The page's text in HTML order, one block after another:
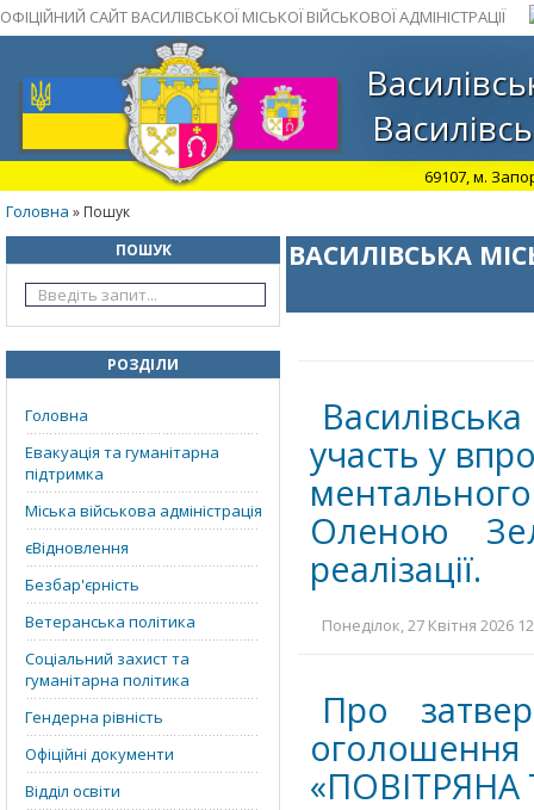
ОФІЦІЙНИЙ САЙТ ВАСИЛІВСЬКОЇ МІСЬКОЇ ВІЙСЬКОВОЇ АДМІНІСТРАЦІЇ
69107, м.
Головна » Пошук
ПОШУК
РОЗДІЛИ
Головна
Евакуація та гуманітарна
підтримка
Міська військова адміністрація
єВідновлення
Безбар'єрність
Ветеранська політика
Соціальний захист та
гуманітарна політика
Гендерна рівність
Офіційні документи
Відділ освіти
ВАСИЛІВСЬКА
участь у
Оленою
реалізації.
Понеділок, 27 Квітня 2026
Про